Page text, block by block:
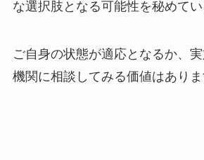
な選択肢となる可能性を秘めてい
ご自身の状態が適応となるか、
機関に相談してみる価値はありま